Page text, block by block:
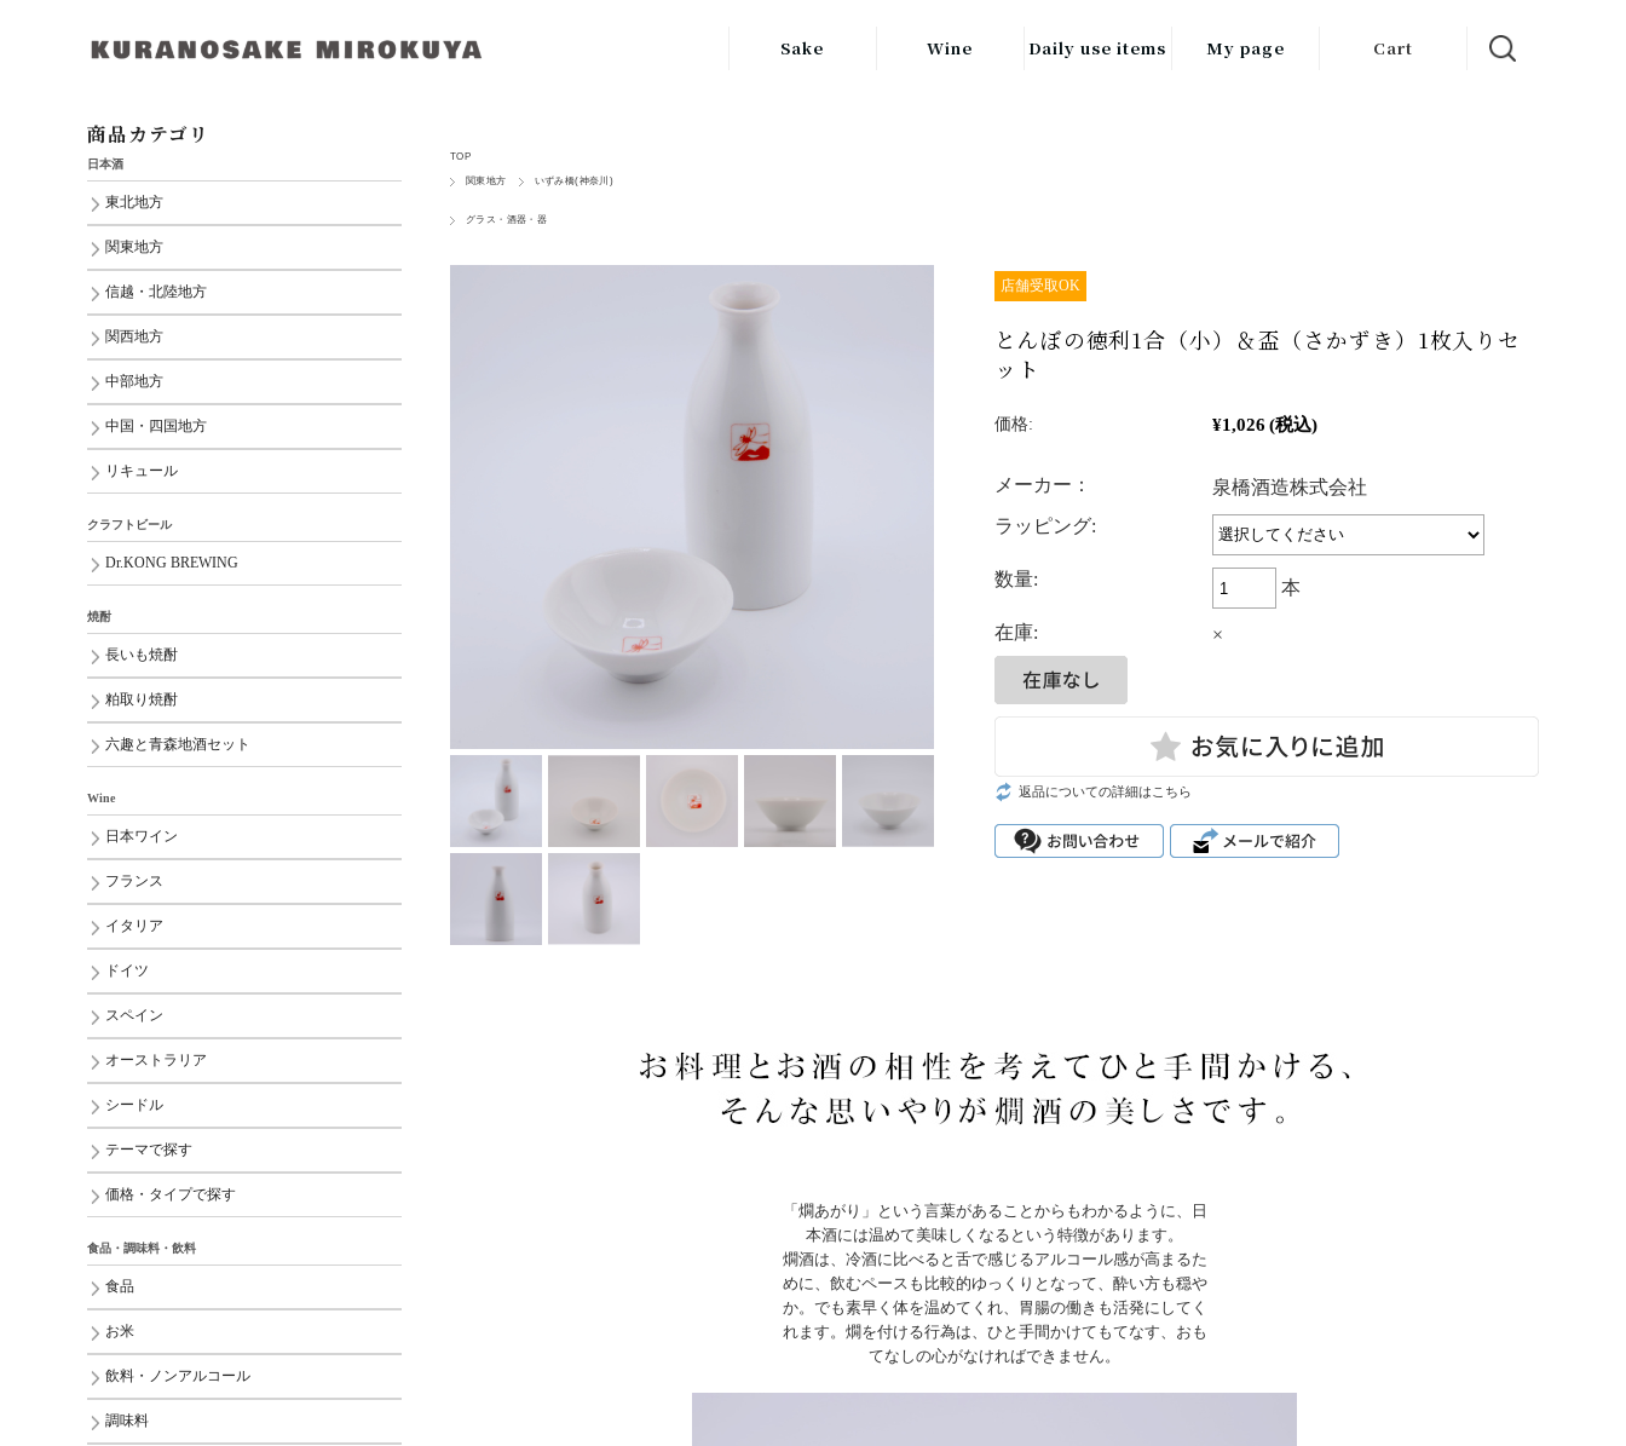
Sake
関西の地酒
Wine
ITALY
Daily use items
キッチン用品
器
My page Cart
TOP
関東地方 いずみ橋(神奈川)
グラス・酒器・器
店舗受取OK
とんぼの徳利1合（小）＆盃（さかずき）1枚入りセ
ット
価格: ¥1,026 (税込)
メーカー：
泉橋酒造株式会社
ラッピング:
数量: 本
在庫: ×
返品についての詳細はこちら
「燗あがり」という言葉があることからもわかるように、日
本酒には温めて美味しくなるという特徴があります。
燗酒は、冷酒に比べると舌で感じるアルコール感が高まるた
めに、飲むペースも比較的ゆっくりとなって、酔い方も穏や
か。でも素早く体を温めてくれ、胃腸の働きも活発にしてく
れます。燗を付ける行為は、ひと手間かけてもてなす、おも
てなしの心がなければできません。
商品カテゴリ
日本酒
東北地方
関東地方
信越・北陸地方
関西地方
中部地方
中国・四国地方
リキュール
クラフトビール
Dr.KONG BREWING
焼酎
長いも焼酎
粕取り焼酎
六趣と青森地酒セット
Wine
日本ワイン
フランス
イタリア
ドイツ
スペイン
オーストラリア
シードル
テーマで探す
価格・タイプで探す
食品・調味料・飲料
食品
お米
飲料・ノンアルコール
調味料